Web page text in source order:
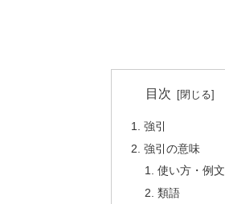
目次
強引
強引の意味
使い方・例文
類語